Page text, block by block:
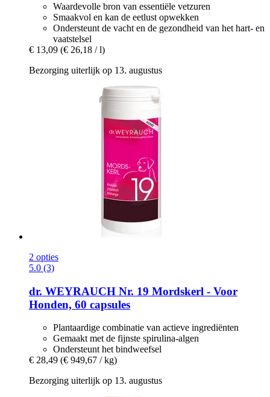
Waardevolle bron van essentiële vetzuren
Smaakvol en kan de eetlust opwekken
Ondersteunt de vacht en de gezondheid van het hart- en
vaatstelsel
€ 13,09 (€ 26,18 / l)
Bezorging uiterlijk op 13. augustus
2 opties
5.0 (3)
dr. WEYRAUCH Nr. 19 Mordskerl -​ Voor
Honden, 60 capsules
Plantaardige combinatie van actieve ingrediënten
Gemaakt met de fijnste spirulina-algen
Ondersteunt het bindweefsel
€ 28,49 (€ 949,67 / kg)
Bezorging uiterlijk op 13. augustus